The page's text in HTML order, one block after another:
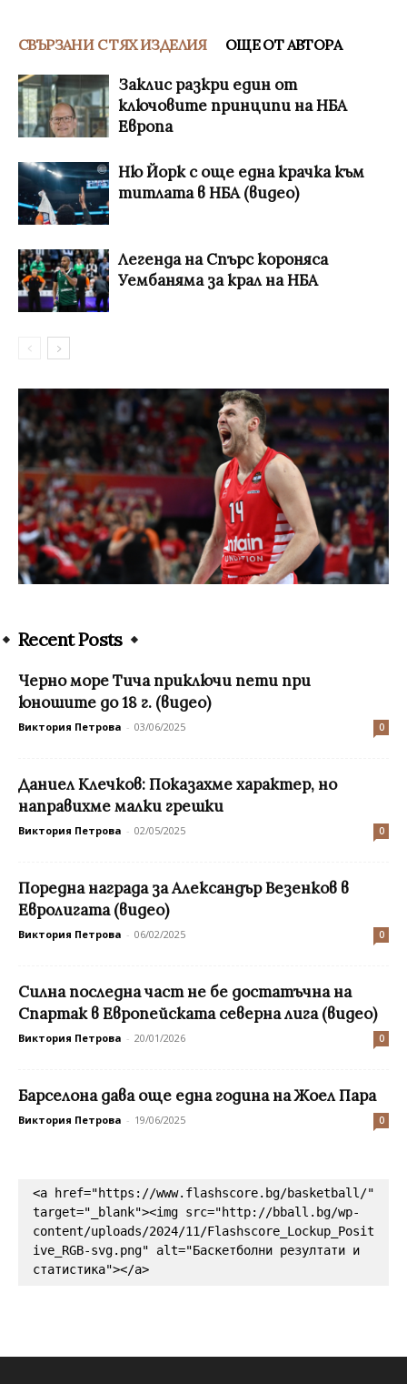
СВЪРЗАНИ С ТЯХ ИЗДЕЛИЯ ОЩЕ ОТ АВТОРА
Заклис разкри един от
ключовите принципи на НБА
Европа
Ню Йорк с още една крачка към
титлата в НБА (видео)
Легенда на Спърс короняса
Уембаняма за крал на НБА
Recent Posts
Черно море Тича приключи пети при
юношите до 18 г. (видео)
Виктория Петрова - 03/06/2025 0
Даниел Клечков: Показахме характер, но
направихме малки грешки
Виктория Петрова - 02/05/2025 0
Поредна награда за Александър Везенков в
Евролигата (видео)
Виктория Петрова - 06/02/2025 0
Силна последна част не бе достатъчна на
Спартак в Европейската северна лига (видео)
Виктория Петрова - 20/01/2026 0
Барселона дава още една година на Жоел Пара
Виктория Петрова - 19/06/2025 0
<a href="https://www.flashscore.bg/basketball/"
target="_blank"><img src="http://bball.bg/wp-
content/uploads/2024/11/Flashscore_Lockup_Posit
ive_RGB-svg.png" alt="Баскетболни резултати и
статистика"></a>